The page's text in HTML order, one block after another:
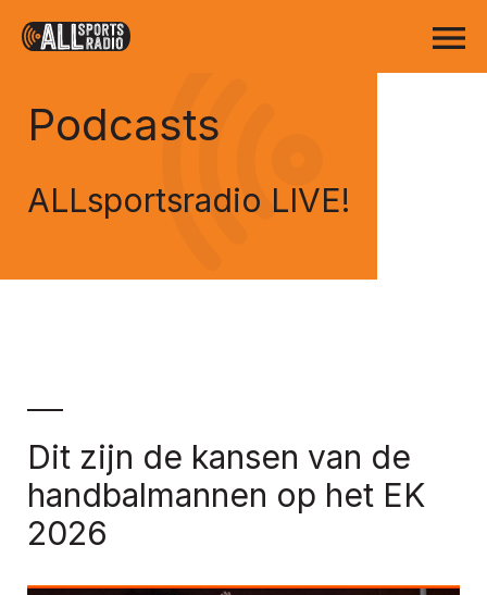
Podcasts
ALLsportsradio LIVE!
Dit zijn de kansen van de
handbalmannen op het EK
2026